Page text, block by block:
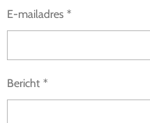
E-mailadres *
Bericht *